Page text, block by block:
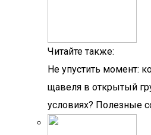
Читайте также:
Не упустить момент:
щавеля в открытый
условиях? Полезные